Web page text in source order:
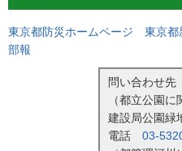
東京都防災ホームページ 東京都
部報
問い合わせ先
（都立公園に
建設局公園緑
電話 03-